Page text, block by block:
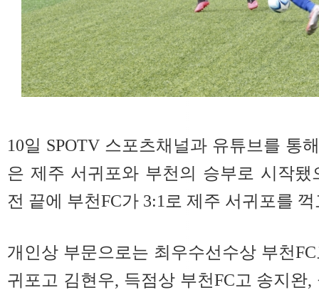
10일 SPOTV 스포츠채널과 유튜브를 통
은 제주 서귀포와 부천의 승부로 시작
전 끝에 부천FC가 3:1로 제주 서귀포를
개인상 부문으로는 최우수선수상 부천
귀포고 김현우, 득점상 부천FC고 송지완